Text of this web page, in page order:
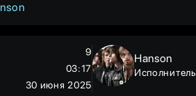
9
03:17
30 июня 2025
Hanson
Исполнитель